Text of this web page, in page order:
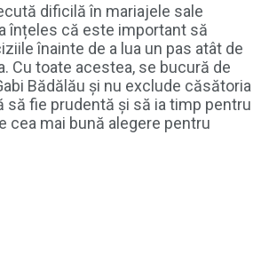
dificilă în mariajele sale
înțeles că este important să
înainte de a lua un pas atât de
Cu toate acestea, se bucură de
Bădălău și nu exclude căsătoria
să fie prudentă și să ia timp pentru
cea mai bună alegere pentru